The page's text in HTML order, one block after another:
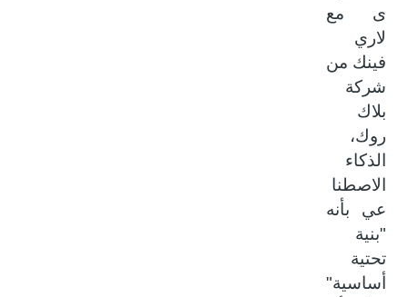
ى مع
لاري
فينك من
شركة
بلاك
روك،
الذكاء
الاصطنا
عي بأنه
"بنية
تحتية
أساسية"